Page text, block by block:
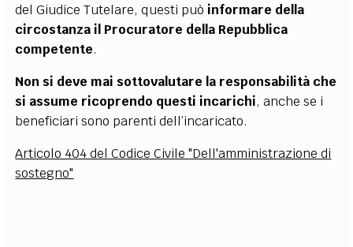
del Giudice Tutelare, questi può informare della
circostanza il Procuratore della Repubblica
competente.
Non si deve mai sottovalutare la responsabilità che
si assume ricoprendo questi incarichi, anche se i
beneficiari sono parenti dell’incaricato.
Articolo 404 del Codice Civile "Dell'amministrazione di
sostegno"